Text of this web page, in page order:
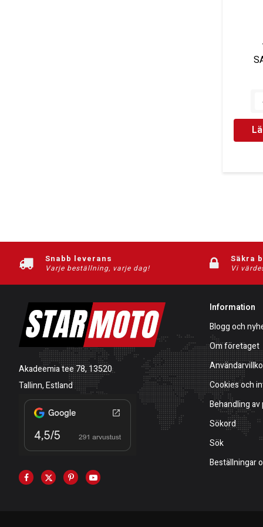
Snabb leverans
Varje beställning, varje dag!
Säkra
Vi
Akadeemia tee 78, 13520
Tallinn, Estland
Information
Blogg och
Om företaget
Cookies och
Behandling
Sökord
Sök
Beställningar